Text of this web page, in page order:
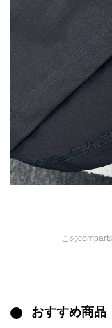
このcompart
おすすめ商品